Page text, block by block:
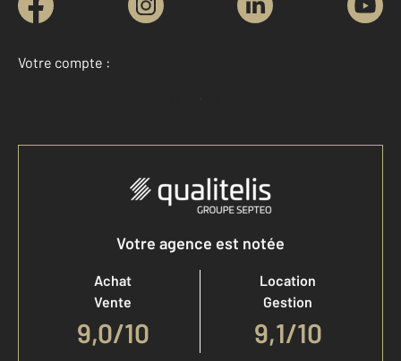
Votre compte :
Accéder à mon compte
Votre agence est notée
Achat
Vente
9,0/10
Location
Gestion
9,1/10